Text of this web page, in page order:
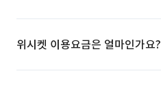
위시켓 이용요금은 얼마인가요?